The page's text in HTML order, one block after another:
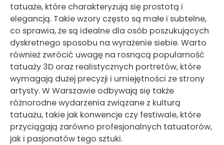
tatuaże, które charakteryzują się prostotą i
elegancją. Takie wzory często są małe i subtelne,
co sprawia, że są idealne dla osób poszukujących
dyskretnego sposobu na wyrażenie siebie. Warto
również zwrócić uwagę na rosnącą popularność
tatuaży 3D oraz realistycznych portretów, które
wymagają dużej precyzji i umiejętności ze strony
artysty. W Warszawie odbywają się także
różnorodne wydarzenia związane z kulturą
tatuażu, takie jak konwencje czy festiwale, które
przyciągają zarówno profesjonalnych tatuatorów,
jak i pasjonatów tego sztuki.